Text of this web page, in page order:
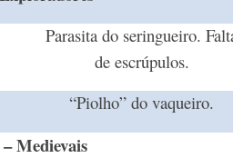
Parasita do seringueiro.
de escrúpulos.
“Piolho” do vaqueiro.
Medievais